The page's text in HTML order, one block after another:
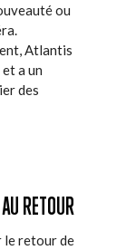
ou
Atlantis
a un
des
AU RETOUR
le retour de